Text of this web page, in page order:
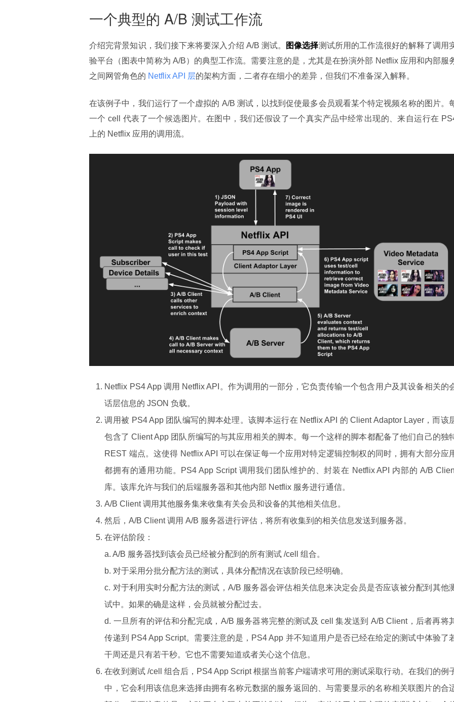
一个典型的 A/B 测试工作流
介绍完背景知识，我们接下来将要深入介绍 A/B 测试。 图像选择测试所用的工作流很好的解释了调用
验平台（图表中简称为 A/B）的典型工作流。需要注意的是，尤其是在扮演外部 Netflix 应用和内部服
之间网管角色的 Netflix API 层的架构方面，二者存在细小的差异，但我们不准备深入解释。
在该例子中，我们运行了一个虚拟的 A/B 测试，以找到促使最多会员观看某个特定视频名称的图片。
一个 cell 代表了一个候选图片。在图中，我们还假设了一个真实产品中经常出现的、来自运行在
上的 Netflix 应用的调用流。
Netflix PS4 App 调用 Netflix API。作为调用的一部分，它负责传输一个包含用户及其设备相关的
话层信息的 JSON 负载。
调用被 PS4 App 团队编写的脚本处理。该脚本运行在 Netflix API 的 Client Adaptor Layer，而该
包含了 Client App 团队所编写的与其应用相关的脚本。每一个这样的脚本都配备了他们自己的独
REST 端点。这使得 Netflix API 可以在保证每一个应用对特定逻辑控制权的同时，拥有大部分应
都拥有的通用功能。PS4 App Script 调用我们团队维护的、封装在 Netflix API 内部的 A/B
库。该库允许与我们的后端服务器和其他内部 Netflix 服务进行通信。
A/B Client 调用其他服务集来收集有关会员和设备的其他相关信息。
然后，A/B Client 调用 A/B 服务器进行评估，将所有收集到的相关信息发送到服务器。
在评估阶段：
a. A/B 服务器找到该会员已经被分配到的所有测试 /cell 组合。
b. 对于采用分批分配方法的测试，具体分配情况在该阶段已经明确。
c. 对于利用实时分配方法的测试，A/B 服务器会评估相关信息来决定会员是否应该被分配到其他
试中。如果的确是这样，会员就被分配过去。
d. 一旦所有的评估和分配完成，A/B 服务器将完整的测试及 cell 集发送到 A/B Client，后者再将
传递到 PS4 App Script。需要注意的是，PS4 App 并不知道用户是否已经在给定的测试中体验了
干周还是只有若干秒。它也不需要知道或者关心这个信息。
在收到测试 /cell 组合后，PS4 App Script 根据当前客户端请求可用的测试采取行动。在我们的例
中，它会利用该信息来选择由拥有名称元数据的服务返回的、与需要显示的名称相关联图片的合